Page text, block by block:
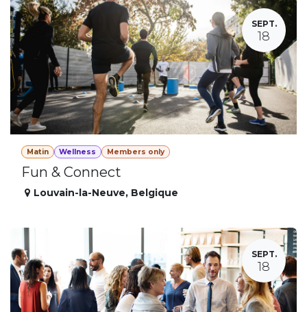
SEPT.
18
Matin Wellness Members only
Fun & Connect
Louvain-la-Neuve, Belgique
SEPT.
18